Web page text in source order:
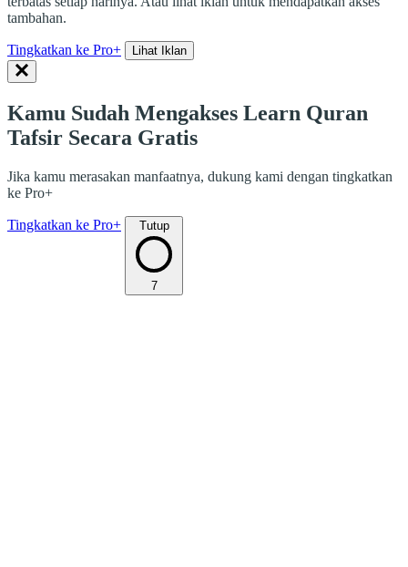
tambahan.
Tingkatkan ke Pro+ Lihat Iklan
Kamu Sudah Mengakses Learn Quran
Tafsir Secara Gratis
Jika kamu merasakan manfaatnya, dukung kami dengan tingkatkan
ke Pro+
Tingkatkan ke Pro+ Tutup
7